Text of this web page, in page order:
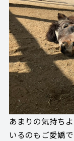
あまりの気持ち
いるのもご愛嬌で